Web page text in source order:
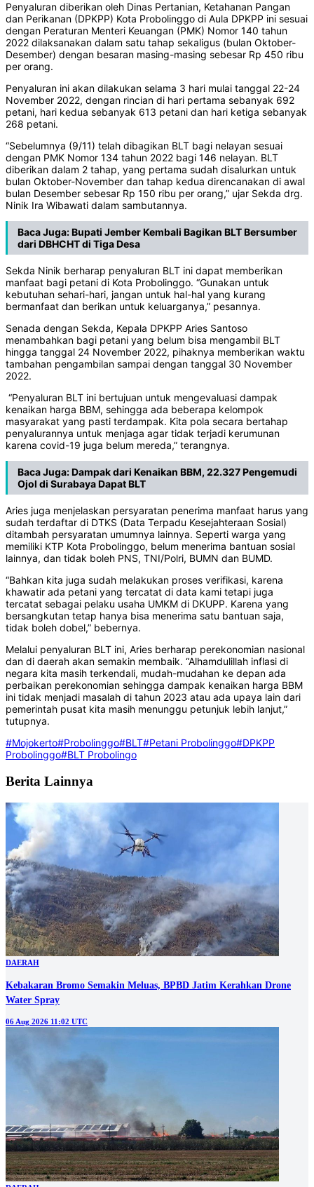
Penyaluran diberikan oleh Dinas Pertanian, Ketahanan Pangan
dan Perikanan (DPKPP) Kota Probolinggo di Aula DPKPP ini sesuai
dengan Peraturan Menteri Keuangan (PMK) Nomor 140 tahun
2022 dilaksanakan dalam satu tahap sekaligus (bulan Oktober-
Desember) dengan besaran masing-masing sebesar Rp 450 ribu
per orang.
Penyaluran ini akan dilakukan selama 3 hari mulai tanggal 22-24
November 2022, dengan rincian di hari pertama sebanyak 692
petani, hari kedua sebanyak 613 petani dan hari ketiga sebanyak
268 petani.
“Sebelumnya (9/11) telah dibagikan BLT bagi nelayan sesuai
dengan PMK Nomor 134 tahun 2022 bagi 146 nelayan. BLT
diberikan dalam 2 tahap, yang pertama sudah disalurkan untuk
bulan Oktober-November dan tahap kedua direncanakan di awal
bulan Desember sebesar Rp 150 ribu per orang,” ujar Sekda drg.
Ninik Ira Wibawati dalam sambutannya.
Baca Juga:Bupati Jember Kembali Bagikan BLT Bersumber
dari DBHCHT di Tiga Desa
Sekda Ninik berharap penyaluran BLT ini dapat memberikan
manfaat bagi petani di Kota Probolinggo. “Gunakan untuk
kebutuhan sehari-hari, jangan untuk hal-hal yang kurang
bermanfaat dan berikan untuk keluarganya,” pesannya.
Senada dengan Sekda, Kepala DPKPP Aries Santoso
menambahkan bagi petani yang belum bisa mengambil BLT
hingga tanggal 24 November 2022, pihaknya memberikan waktu
tambahan pengambilan sampai dengan tanggal 30 November
2022.
“Penyaluran BLT ini bertujuan untuk mengevaluasi dampak
kenaikan harga BBM, sehingga ada beberapa kelompok
masyarakat yang pasti terdampak. Kita pola secara bertahap
penyalurannya untuk menjaga agar tidak terjadi kerumunan
karena covid-19 juga belum mereda,” terangnya.
Baca Juga:Dampak dari Kenaikan BBM, 22.327 Pengemudi
Ojol di Surabaya Dapat BLT
Aries juga menjelaskan persyaratan penerima manfaat harus yang
sudah terdaftar di DTKS (Data Terpadu Kesejahteraan Sosial)
ditambah persyaratan umumnya lainnya. Seperti warga yang
memiliki KTP Kota Probolinggo, belum menerima bantuan sosial
lainnya, dan tidak boleh PNS, TNI/Polri, BUMN dan BUMD.
“Bahkan kita juga sudah melakukan proses verifikasi, karena
khawatir ada petani yang tercatat di data kami tetapi juga
tercatat sebagai pelaku usaha UMKM di DKUPP. Karena yang
bersangkutan tetap hanya bisa menerima satu bantuan saja,
tidak boleh dobel,” bebernya.
Melalui penyaluran BLT ini, Aries berharap perekonomian nasional
dan di daerah akan semakin membaik. “Alhamdulillah inflasi di
negara kita masih terkendali, mudah-mudahan ke depan ada
perbaikan perekonomian sehingga dampak kenaikan harga BBM
ini tidak menjadi masalah di tahun 2023 atau ada upaya lain dari
pemerintah pusat kita masih menunggu petunjuk lebih lanjut,”
tutupnya.
#Mojokerto#Probolinggo#BLT#Petani Probolinggo#DPKPP
Probolinggo#BLT Probolingo
Berita Lainnya
DAERAH
Kebakaran Bromo Semakin Meluas, BPBD Jatim Kerahkan Drone
Water Spray
06 Aug 2026 11:02 UTC